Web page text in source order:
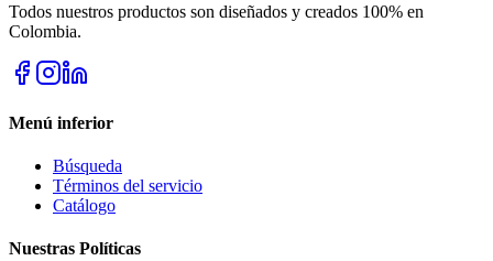
Todos nuestros productos son diseñados y creados 100% en
Colombia.
Menú inferior
Búsqueda
Términos del servicio
Catálogo
Nuestras Políticas